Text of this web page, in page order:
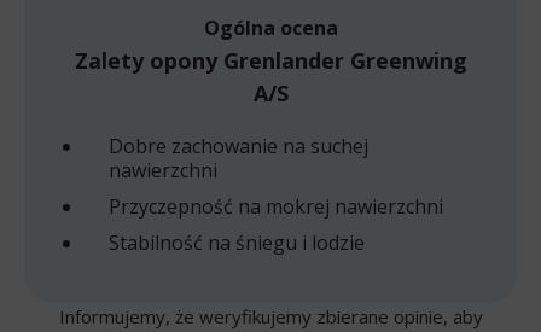
Ogólna ocena
Zalety opony Grenlander Greenwing
A/S
Dobre zachowanie na suchej
nawierzchni
Przyczepność na mokrej nawierzchni
Stabilność na śniegu i lodzie
Informujemy, że weryfikujemy zbierane opinie, aby